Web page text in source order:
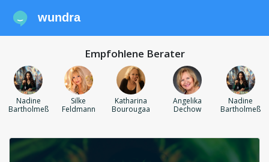
wundra
Empfohlene Berater
Nadine
Bartholmeß
Silke
Feldmann
Katharina
Bourougaa
Angelika
Dechow
Nadine
Bartholmeß